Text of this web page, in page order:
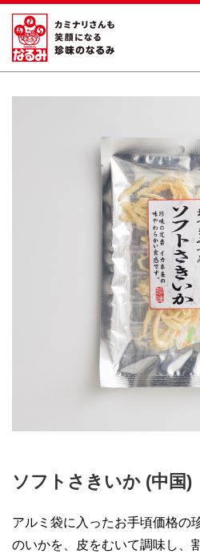
サイトポリシー
ソフトさきいか (中国)
アルミ袋に入ったお手頃価格の
のいかを、皮をむいて調味し、